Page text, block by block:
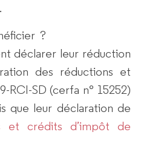
?
déclarer leur réduction
des réductions et
RCI-SD (cerfa n° 15252)
que leur déclaration de
et crédits d’impôt de